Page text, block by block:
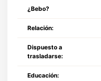
¿Bebo?
Relación:
Dispuesto a
trasladarse:
Educación: